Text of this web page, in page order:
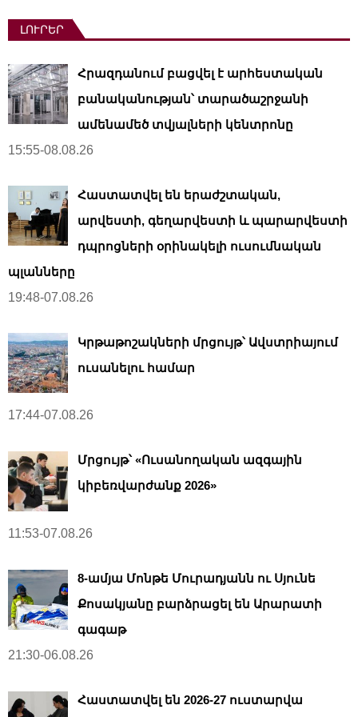
a
g
i
n
a
t
i
n
ԼՈՒՐԵՐ
Հրազդանում բացվել է արհեստական ​​
բանականության՝ տարածաշրջանի
ամենամեծ տվյալների կենտրոնը
15:55-08.08.26
Հաստատվել են երաժշտական,
արվեստի, գեղարվեստի և պարարվեստի
դպրոցների օրինակելի ուսումնական
պլանները
19:48-07.08.26
Կրթաթոշակների մրցույթ՝ Ավստրիայում
ուսանելու համար
17:44-07.08.26
Մրցույթ՝ «Ուսանողական ազգային
կիբեռվարժանք 2026»
11:53-07.08.26
8-ամյա Մոնթե Մուրադյանն ու Սյունե
Քոսակյանը բարձրացել են Արարատի
գագաթ
21:30-06.08.26
Հաստատվել են 2026-27 ուստարվա